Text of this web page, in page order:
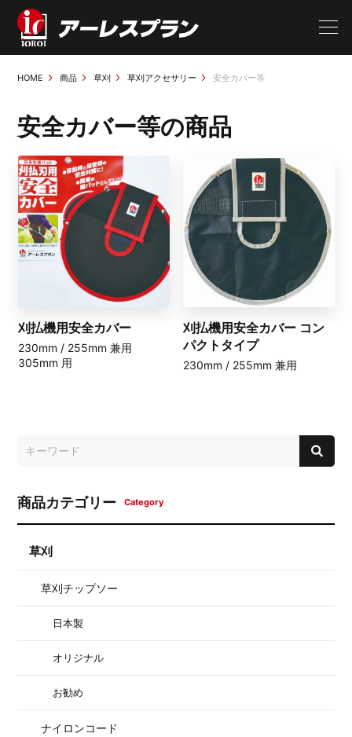
HOME 商品 草刈 草刈アクセサリー 安全カバー等
安全カバー等の商品
刈払機用安全カバー
230mm / 255mm 兼用
305mm 用
刈払機用安全カバー コン
パクトタイプ
230mm / 255mm 兼用
商品カテゴリー Category
草刈
草刈チップソー
日本製
オリジナル
お勧め
ナイロンコード